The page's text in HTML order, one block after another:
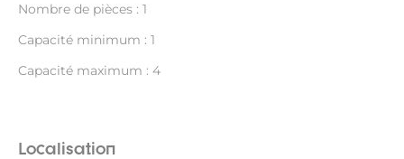
Nombre de pièces : 1
Capacité minimum : 1
Capacité maximum : 4
Localisation